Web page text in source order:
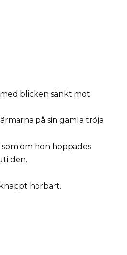
blicken sänkt mot
på sin gamla tröja
om hon hoppades
den.
hörbart.